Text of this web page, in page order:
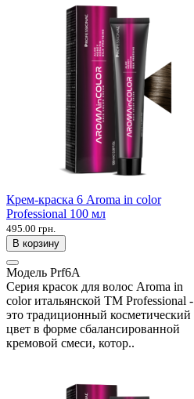
Крем-краска 6 Aroma in color
Professional 100 мл
495.00 грн.
В корзину
Модель Prf6A
Серия красок для волос Aroma in
color итальянской ТМ Professional -
это традиционный косметический
цвет в форме сбалансированной
кремовой смеси, котор..